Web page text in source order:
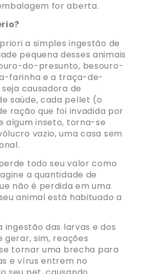
for aberta.
a simples ingestão de
pequena desses animais
do-presunto, besouro-
farinha e a traça-de-
causadora de
saúde, cada pellet (o
ração que foi invadida por
algum inseto, torna-se
vazio, uma casa sem
todo seu valor como
a quantidade de
não é perdida em uma
animal está habituado a
ingestão das larvas e dos
gerar, sim, reações
tornar uma brecha para
e vírus entrem no